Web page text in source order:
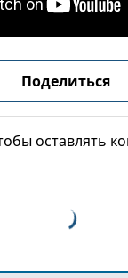
Поделиться
оставлять